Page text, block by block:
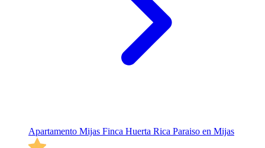
Apartamento Mijas Finca Huerta Rica Paraiso en Mijas